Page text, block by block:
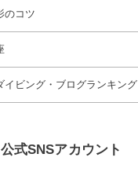
のコツ
イビング・ブログランキング
公式SNSアカウント